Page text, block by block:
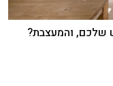
שלכם, והמעצבת?